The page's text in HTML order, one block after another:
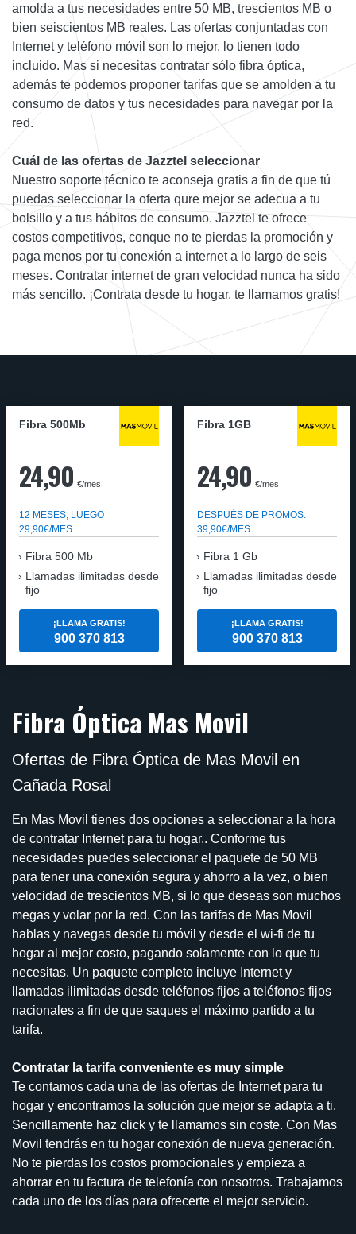
amolda a tus necesidades entre 50 MB, trescientos MB o
bien seiscientos MB reales. Las ofertas conjuntadas con
Internet y teléfono móvil son lo mejor, lo tienen todo
incluido. Mas si necesitas contratar sólo fibra óptica,
además te podemos proponer tarifas que se amolden a tu
consumo de datos y tus necesidades para navegar por la
red.
Cuál de las ofertas de Jazztel seleccionar
Nuestro soporte técnico te aconseja gratis a fin de que tú
puedas seleccionar la oferta qure mejor se adecua a tu
bolsillo y a tus hábitos de consumo. Jazztel te ofrece
costos competitivos, conque no te pierdas la promoción y
paga menos por tu conexión a internet a lo largo de seis
meses. Contratar internet de gran velocidad nunca ha sido
más sencillo. ¡Contrata desde tu hogar, te llamamos gratis!
Fibra 500Mb
24,90 €/mes
12 MESES, LUEGO
29,90€/MES
Fibra 500 Mb
Llamadas ilimitadas desde
fijo
¡LLAMA GRATIS!
900 370 813
Fibra 1GB
24,90 €/mes
DESPUÉS DE PROMOS:
39,90€/MES
Fibra 1 Gb
Llamadas ilimitadas desde
fijo
¡LLAMA GRATIS!
900 370 813
Fibra Óptica Mas Movil
Ofertas de Fibra Óptica de Mas Movil en
Cañada Rosal
En Mas Movil tienes dos opciones a seleccionar a la hora
de contratar Internet para tu hogar.. Conforme tus
necesidades puedes seleccionar el paquete de 50 MB
para tener una conexión segura y ahorro a la vez, o bien
velocidad de trescientos MB, si lo que deseas son muchos
megas y volar por la red. Con las tarifas de Mas Movil
hablas y navegas desde tu móvil y desde el wi-fi de tu
hogar al mejor costo, pagando solamente con lo que tu
necesitas. Un paquete completo incluye Internet y
llamadas ilimitadas desde teléfonos fijos a teléfonos fijos
nacionales a fin de que saques el máximo partido a tu
tarifa.
Contratar la tarifa conveniente es muy simple
Te contamos cada una de las ofertas de Internet para tu
hogar y encontramos la solución que mejor se adapta a ti.
Sencillamente haz click y te llamamos sin coste. Con Mas
Movil tendrás en tu hogar conexión de nueva generación.
No te pierdas los costos promocionales y empieza a
ahorrar en tu factura de telefonía con nosotros. Trabajamos
cada uno de los días para ofrecerte el mejor servicio.